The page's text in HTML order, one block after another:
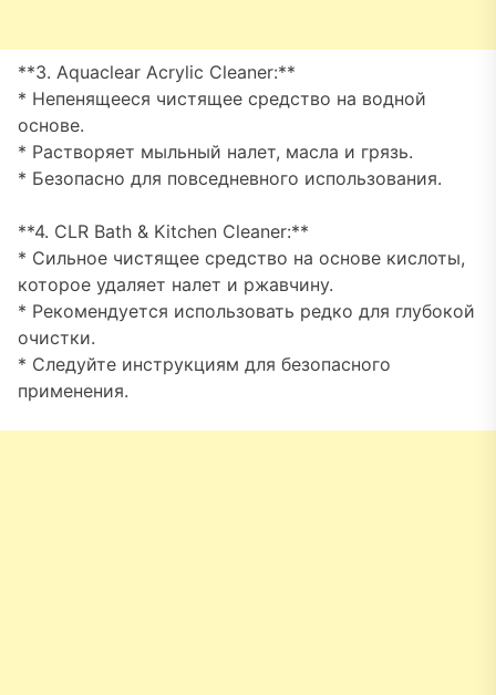
**3. Aquaclear Acrylic Cleaner:**
* Непенящееся чистящее средство на водной
основе.
* Растворяет мыльный налет, масла и грязь.
* Безопасно для повседневного использования.
**4. CLR Bath & Kitchen Cleaner:**
* Сильное чистящее средство на основе кислоты,
которое удаляет налет и ржавчину.
* Рекомендуется использовать редко для глубокой
очистки.
* Следуйте инструкциям для безопасного
применения.